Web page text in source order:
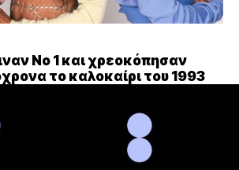
Νο 1 και χρεοκόπησαν
το καλοκαίρι του 1993